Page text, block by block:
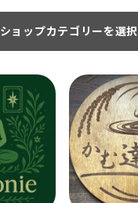
ショップカテゴリーを選択